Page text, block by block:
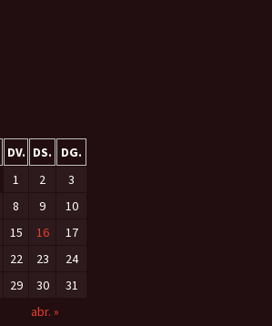
DV. DS. DG.
abr. »
1 2
3
8 9
10
15 16
17
22 23
24
29 30 31